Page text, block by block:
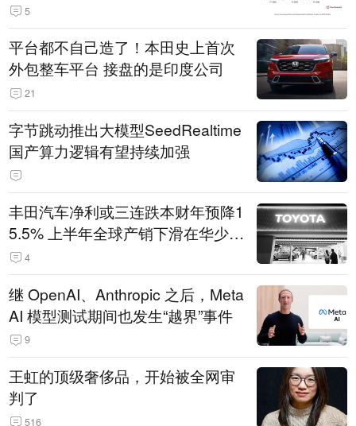
5
平台都不自己造了！本田史上首次
外包整车平台 接盘的是印度公司
21
字节跳动推出大模型SeedRealtime
国产算力逻辑有望持续加强
丰田汽车净利或三连跌本财年预降1
5.5% 上半年全球产销下滑在华少卖
14.3万辆
4
继 OpenAI、Anthropic 之后，Meta
AI 模型测试期间也发生“越界”事件
9
王虹的顶级奢侈品，开始被全网审
判了
516